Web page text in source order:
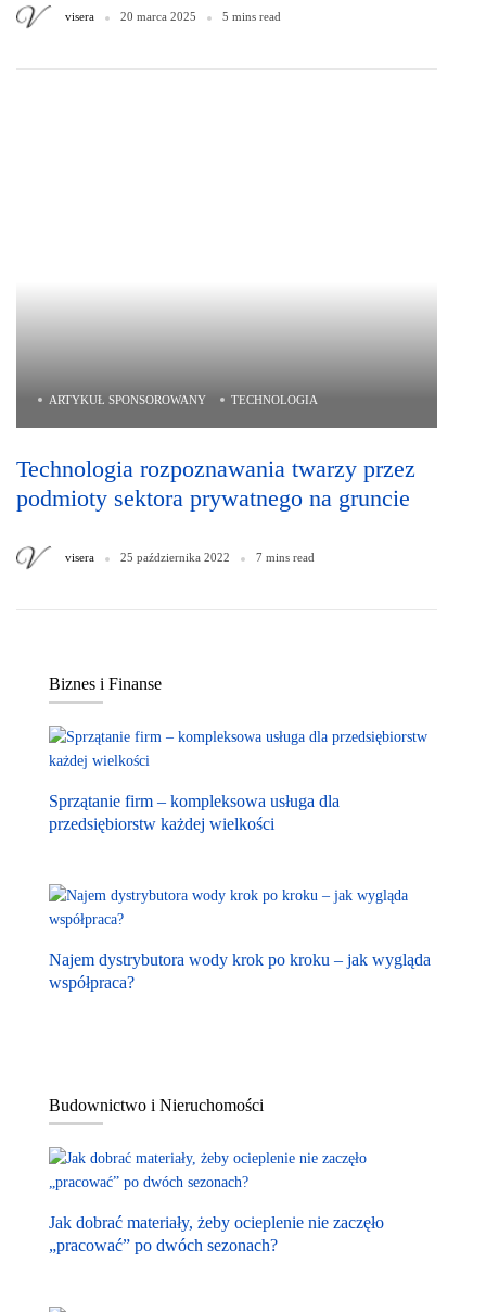
visera 20 marca 2025 5 mins read
ARTYKUŁ SPONSOROWANY TECHNOLOGIA
Technologia rozpoznawania twarzy przez
podmioty sektora prywatnego na gruncie
visera 25 października 2022 7 mins read
Biznes i Finanse
Sprzątanie firm – kompleksowa usługa dla
przedsiębiorstw każdej wielkości
Najem dystrybutora wody krok po kroku – jak wygląda
współpraca?
Budownictwo i Nieruchomości
Jak dobrać materiały, żeby ocieplenie nie zaczęło
„pracować” po dwóch sezonach?